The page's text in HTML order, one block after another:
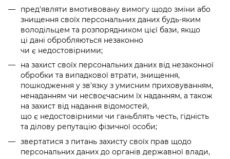
пред'являти вмотивовану вимогу щодо зміни або
знищення своїх персональних даних будь-яким
володільцем та розпорядником цієї бази, якщо
ці дані обробляються незаконно
чи є недостовірними;
на захист своїх персональних даних від незаконної
обробки та випадкової втрати, знищення,
пошкодження у зв'язку з умисним приховуванням,
ненаданням чи несвоєчасним їх наданням, а також
на захист від надання відомостей,
що є недостовірними чи ганьблять честь, гідність
та ділову репутацію фізичної особи;
звертатися з питань захисту своїх прав щодо
персональних даних до органів державної влади,